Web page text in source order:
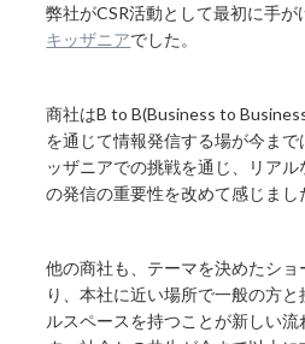
弊社がCSR活動として最初に手
キッザニアでした。
商社はB to B(Business to
を通じて情報発信する場が今ま
ッザニアでの挑戦を通じ、リア
の発信の重要性を改めて感じまし
他の商社も、テーマを決めたシ
り、本社に近い場所で一般の方
ルスペースを持つことが新しい流